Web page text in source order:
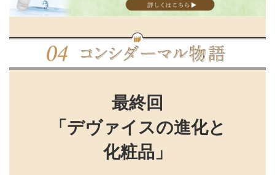
最終回
「デヴァイスの進化と
化粧品」